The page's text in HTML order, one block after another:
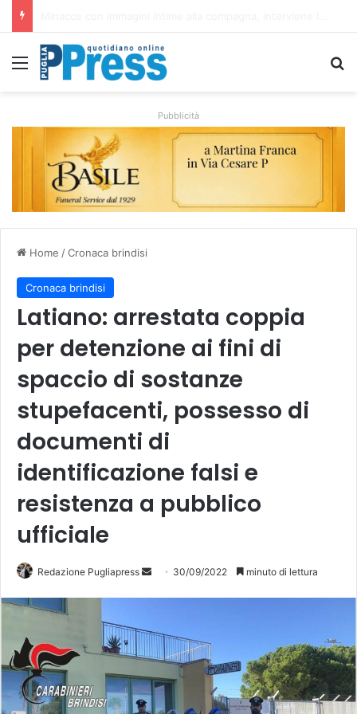
Menu
Pubblicità
Home /Cronaca brindisi
Cronaca brindisi
Latiano: arrestata coppia
per detenzione ai fini di
spaccio di sostanze
stupefacenti, possesso di
documenti di
identificazione falsi e
resistenza a pubblico
ufficiale
Redazione Pugliapress
i
n
30/09/2022 minuto di lettura